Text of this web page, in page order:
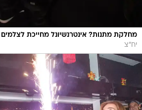
מחלקת מתנות? אינטרנשיונל מחייכת לצלמים
יח"צ